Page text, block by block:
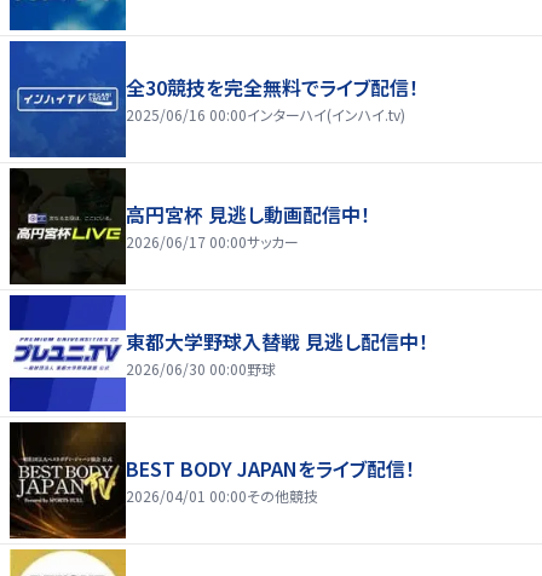
全30競技を完全無料でライブ配信！
2025/06/16 00:00インターハイ(インハイ.tv)
高円宮杯 見逃し動画配信中！
2026/06/17 00:00サッカー
東都大学野球入替戦 見逃し配信中！
2026/06/30 00:00野球
BEST BODY JAPANをライブ配信！
2026/04/01 00:00その他競技